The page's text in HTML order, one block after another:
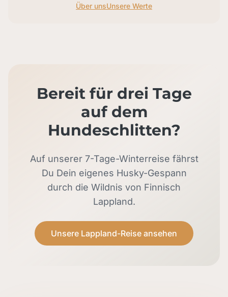
Über unsUnsere Werte
Bereit für drei Tage
auf dem
Hundeschlitten?
Auf unserer 7-Tage-Winterreise fährst
Du Dein eigenes Husky-Gespann
durch die Wildnis von Finnisch
Lappland.
Unsere Lappland-Reise ansehen